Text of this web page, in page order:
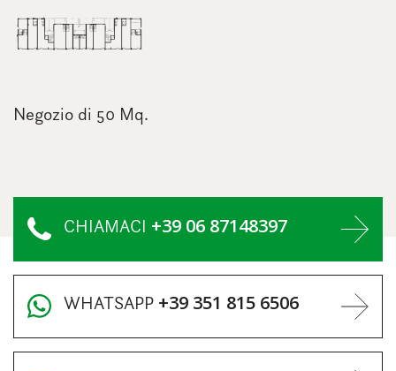
Negozio di 50 Mq.
CHIAMACI +39 06 87148397
WHATSAPP +39 351 815 6506